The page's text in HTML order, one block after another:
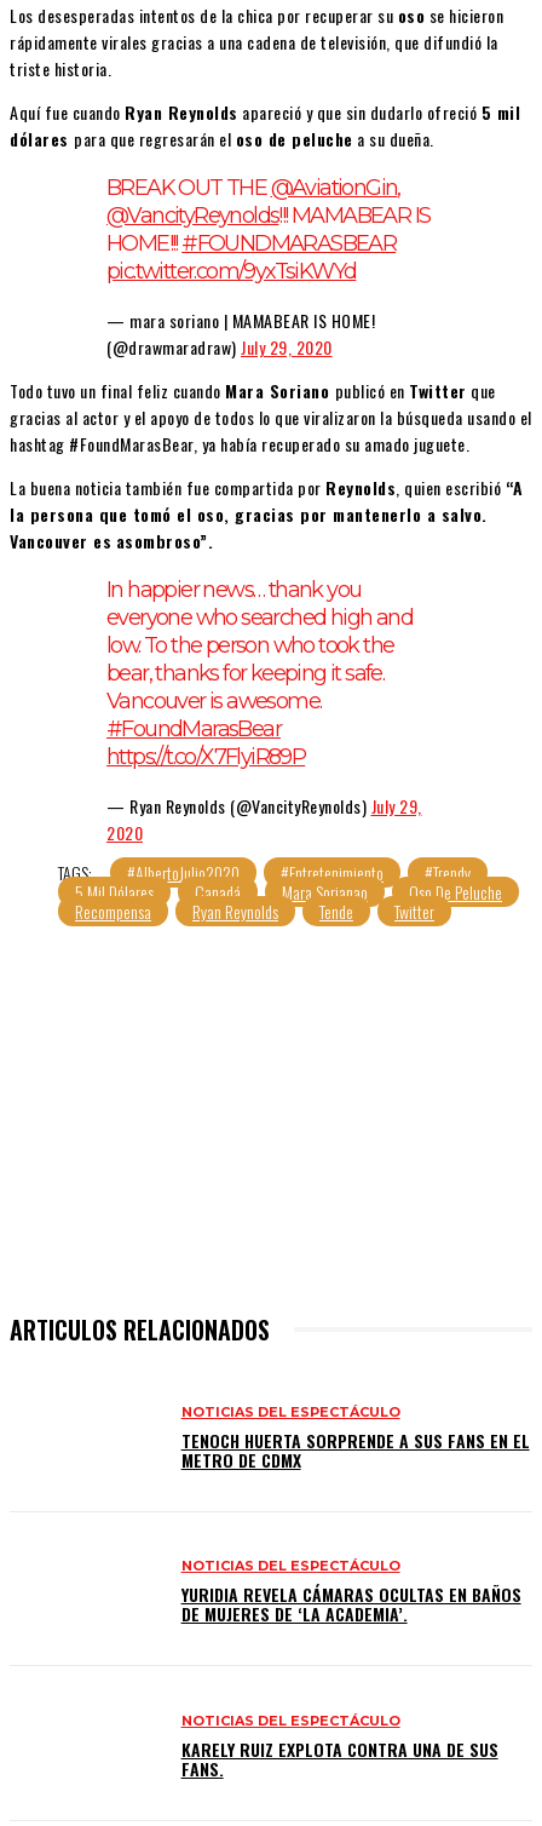
Los desesperadas intentos de la chica por recuperar su oso se hicieron
rápidamente virales gracias a una cadena de televisión, que difundió la
triste historia.
Aquí fue cuando Ryan Reynolds apareció y que sin dudarlo ofreció 5 mil
dólares para que regresarán el oso de peluche a su dueña.
BREAK OUT THE@AviationGin,
@VancityReynolds!!! MAMABEAR IS
HOME!!!#FOUNDMARASBEAR
pic.twitter.com/9yxTsiKWYd
— mara soriano | MAMABEAR IS HOME!
(@drawmaradraw) July 29, 2020
Todo tuvo un final feliz cuando Mara Soriano publicó en Twitter que
gracias al actor y el apoyo de todos lo que viralizaron la búsqueda usando el
hashtag #FoundMarasBear, ya había recuperado su amado juguete.
La buena noticia también fue compartida por Reynolds , quien escribió “A
la persona que tomó el oso, gracias por mantenerlo a salvo.
Vancouver es asombroso”.
In happier news… thank you
everyone who searched high and
low. To the person who took the
bear, thanks for keeping it safe.
Vancouver is awesome.
#FoundMarasBear
https://t.co/X7FlyiR89P
— Ryan Reynolds (@VancityReynolds) July 29,
2020
TAGS:
#AlbertoJulio2020 #Entretenimiento #Trendy
5 Mil Dólares Canadá Mara Sorianao Oso De Peluche
Recompensa Ryan Reynolds Tende Twitter
ARTICULOS RELACIONADOS
NOTICIAS DEL ESPECTÁCULO
TENOCH HUERTA SORPRENDE A SUS FANS EN EL
METRO DE CDMX
NOTICIAS DEL ESPECTÁCULO
YURIDIA REVELA CÁMARAS OCULTAS EN BAÑOS
DE MUJERES DE ‘LA ACADEMIA’.
NOTICIAS DEL ESPECTÁCULO
KARELY RUIZ EXPLOTA CONTRA UNA DE SUS
FANS.